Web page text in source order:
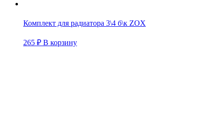
Комплект для радиатора 3\4 б\к ZOX
265 ₽ В корзину